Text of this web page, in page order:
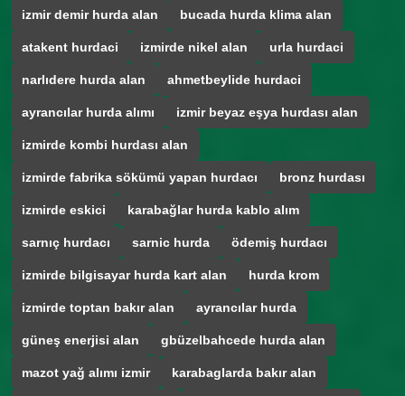
izmir demir hurda alan bucada hurda klima alan
atakent hurdaci izmirde nikel alan urla hurdaci
narlıdere hurda alan ahmetbeylide hurdaci
ayrancılar hurda alımı izmir beyaz eşya hurdası alan
izmirde kombi hurdası alan
izmirde fabrika sökümü yapan hurdacı bronz hurdası
izmirde eskici karabağlar hurda kablo alım
sarnıç hurdacı sarnic hurda ödemiş hurdacı
izmirde bilgisayar hurda kart alan hurda krom
izmirde toptan bakır alan ayrancılar hurda
güneş enerjisi alan gbüzelbahcede hurda alan
mazot yağ alımı izmir karabaglarda bakır alan